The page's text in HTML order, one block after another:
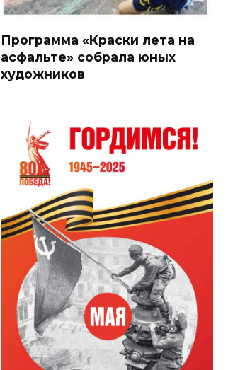
Программа «Краски лета на
асфальте» собрала юных
художников